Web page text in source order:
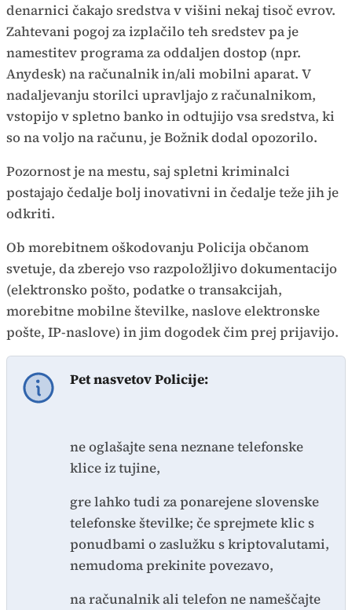
denarnici čakajo sredstva v višini nekaj tisoč evrov.
Zahtevani pogoj za izplačilo teh sredstev pa je
namestitev programa za oddaljen dostop (npr.
Anydesk) na računalnik in/ali mobilni aparat. V
nadaljevanju storilci upravljajo z računalnikom,
vstopijo v spletno banko in odtujijo vsa sredstva, ki
so na voljo na računu, je Božnik dodal opozorilo.
Pozornost je na mestu, saj spletni kriminalci
postajajo čedalje bolj inovativni in čedalje teže jih je
odkriti.
Ob morebitnem oškodovanju Policija občanom
svetuje, da zberejo vso razpoložljivo dokumentacijo
(elektronsko pošto, podatke o transakcijah,
morebitne mobilne številke, naslove elektronske
pošte, IP-naslove) in jim dogodek čim prej prijavijo.
Pet nasvetov Policije:
ne oglašajte sena neznane telefonske
klice iz tujine,
gre lahko tudi za ponarejene slovenske
telefonske številke; če sprejmete klic s
ponudbami o zaslužku s kriptovalutami,
nemudoma prekinite povezavo,
na računalnik ali telefon ne nameščajte